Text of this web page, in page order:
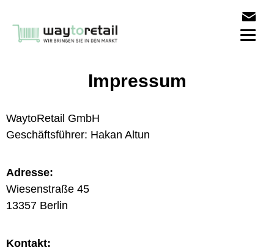
Impressum
WaytoRetail GmbH
Geschäftsführer: Hakan Altun
Adresse:
Wiesenstraße 45
13357 Berlin
Kontakt: